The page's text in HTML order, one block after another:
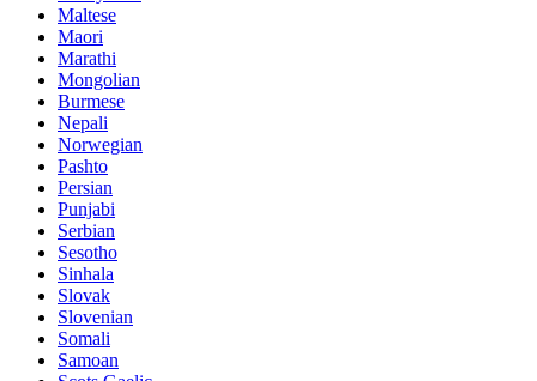
Maltese
Maori
Marathi
Mongolian
Burmese
Nepali
Norwegian
Pashto
Persian
Punjabi
Serbian
Sesotho
Sinhala
Slovak
Slovenian
Somali
Samoan